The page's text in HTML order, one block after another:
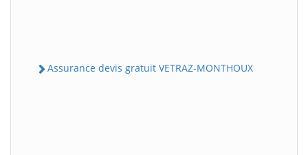
Assurance devis gratuit VETRAZ-MONTHOUX